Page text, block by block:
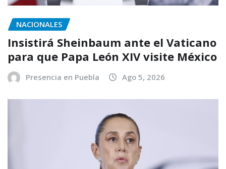
NACIONALES
Insistirá Sheinbaum ante el Vaticano
para que Papa León XIV visite México
Presencia en Puebla Ago 5, 2026